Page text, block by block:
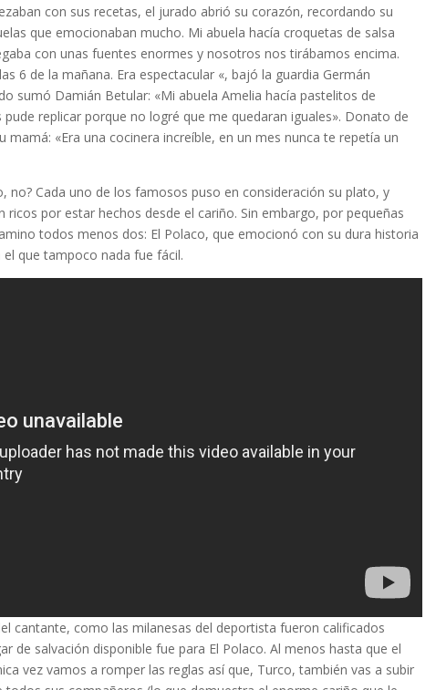
con sus recetas, el jurado abrió su corazón, recordando su
que emocionaban mucho. Mi abuela hacía croquetas de salsa
con unas fuentes enormes y nosotros nos tirábamos encima.
6 de la mañana. Era espectacular «, bajó la guardia Germán
sumó Damián Betular: «Mi abuela Amelia hacía pastelitos de
replicar porque no logré que me quedaran iguales». Donato de
mamá: «Era una cocinera increíble, en un mes nunca te repetía un
no? Cada uno de los famosos puso en consideración su plato, y
por estar hechos desde el cariño. Sin embargo, por pequeñas
todos menos dos: El Polaco, que emocionó con su dura historia
el que tampoco nada fue fácil.
cantante, como las milanesas del deportista fueron calificados
de salvación disponible fue para El Polaco. Al menos hasta que el
vez vamos a romper las reglas así que, Turco, también vas a subir